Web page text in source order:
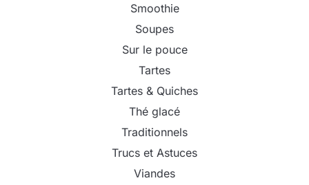
Smoothie
Soupes
Sur le pouce
Tartes
Tartes & Quiches
Thé glacé
Traditionnels
Trucs et Astuces
Viandes